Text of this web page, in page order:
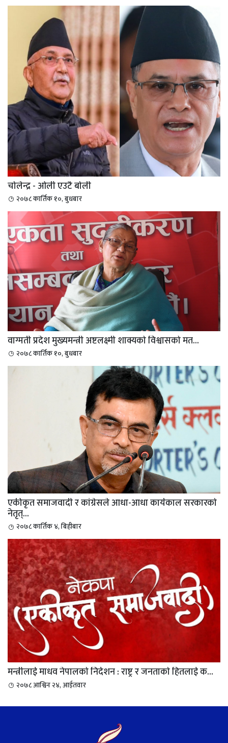
चोलेन्द्र - ओली एउटै बोली
२०७८ कार्तिक १०, बुधबार
वाग्मती प्रदेश मुख्यमन्त्री अष्टलक्ष्मी शाक्यको विश्वासको मत...
२०७८ कार्तिक १०, बुधबार
एकीकृत समाजवादी र कांग्रेसले आधा-आधा कार्यकाल सरकारको
नेतृत्...
२०७८ कार्तिक ४, बिहीबार
मन्त्रीलाई माधव नेपालको निर्देशन : राष्ट्र र जनताको हितलाई क...
२०७८ आश्विन २४, आईतवार